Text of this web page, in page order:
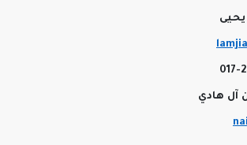
يحيى
آل هادي